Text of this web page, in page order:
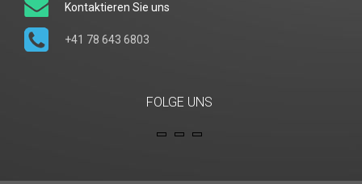
Kontaktieren Sie uns
+41 78 643 6803
FOLGE UNS